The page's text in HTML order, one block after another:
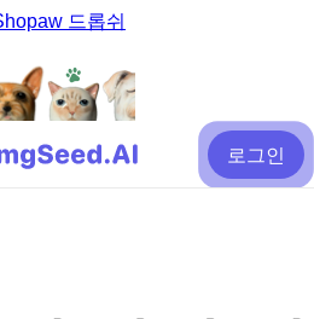
로그인